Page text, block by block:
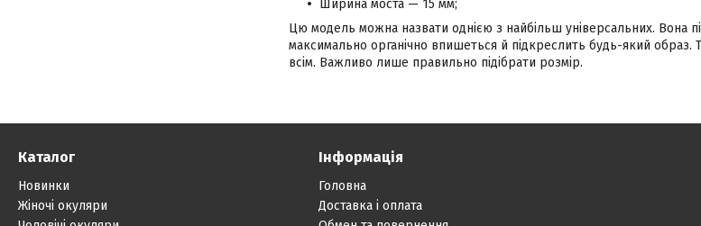
Ширина моста — 15 мм;
Цю модель можна назвати однією з найбільш універсальних. Вона
максимально органічно впишеться й підкреслить будь-який образ.
всім. Важливо лише правильно підібрати розмір.
Каталог
Новинки
Жіночі окуляри
Інформація
Головна
Доставка і оплата